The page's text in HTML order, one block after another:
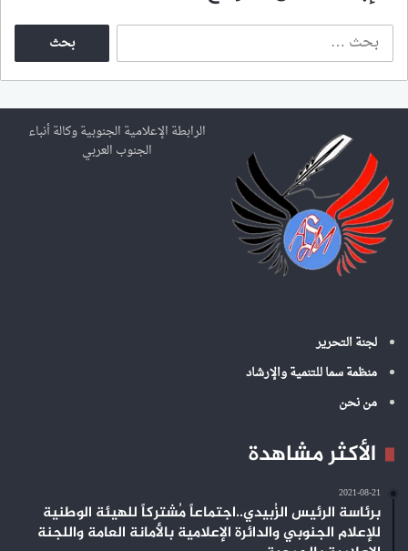
ث
ع
ن
الرابطة الإعلامية الجنوبية وكالة أنباء
الجنوب العربي
لجنة التحرير
منظمة سما للتنمية والإرشاد
من نحن
الأكثر مشاهدة
2021-08-21
برئاسة الرئيس الزُبيدي..اجتماعاً مُشتركاً للهيئة الوطنية
للإعلام الجنوبي والدائرة الإعلامية بالأمانة العامة واللجنة